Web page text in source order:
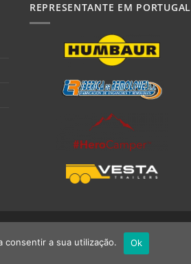
REPRESENTANTE EM PORTUGAL
consentir a sua utilização. Ok